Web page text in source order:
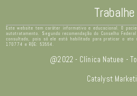
Este website tem caráter informativo e educacional. O
autotratamento. Segundo recomendação do Conselho
consultado, pois só ele está habilitado para praticar o ato
170774 e RQE: 53564.
@2022 - Clínica Natuee -
Catalyst